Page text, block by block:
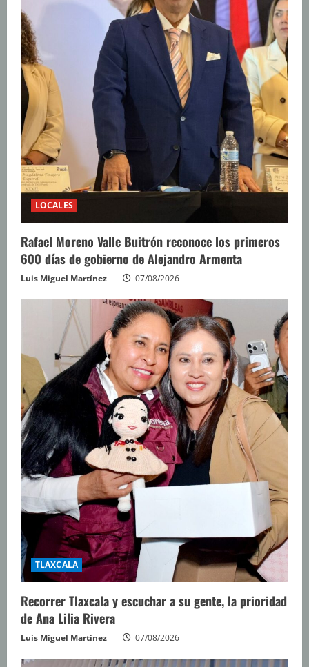
LOCALES
Rafael Moreno Valle Buitrón reconoce los primeros
600 días de gobierno de Alejandro Armenta
Luis Miguel Martínez 07/08/2026
TLAXCALA
Recorrer Tlaxcala y escuchar a su gente, la prioridad
de Ana Lilia Rivera
Luis Miguel Martínez 07/08/2026